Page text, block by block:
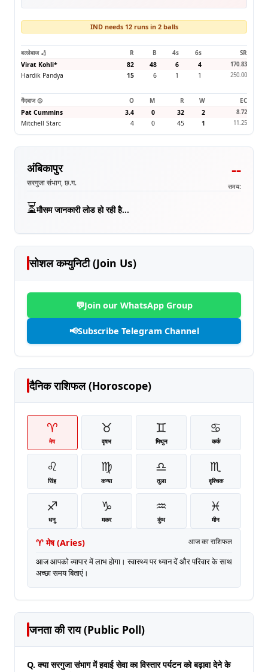
IND needs 12 runs in 2 balls
बल्लेबाज 🏏 R B 4s 6s
SR
Virat Kohli* 82 48 6 4 170.83
Hardik Pandya 15 6 1 1 250.00
गेंदबाज 🥎 O M R W
EC
Pat Cummins
3.4 0 32 2 8.72
Mitchell Starc 4 0 45 1 11.25
अंबिकापुर
सरगुजा संभाग, छ.ग.
--
समय:
⏳मौसम जानकारी लोड हो रही है...
सोशल कम्युनिटी (Join Us)
💬Join our WhatsApp Group
📢Subscribe Telegram Channel
दैनिक राशिफल (Horoscope)
♈
मेष
♉
वृषभ
♊
मिथुन
♋
कर्क
♌
सिंह
♍
कन्या
♎
तुला
♏
वृश्चिक
♐
धनु
♑
मकर
♒
कुंभ
♓
मीन
♈ मेष(Aries) आज का राशिफल
आज आपको व्यापार में लाभ होगा। स्वास्थ्य पर ध्यान दें और परिवार के साथ
अच्छा समय बिताएं।
जनता की राय (Public Poll)
Q. क्या सरगुजा संभाग में हवाई सेवा का विस्तार पर्यटन को बढ़ावा देने के